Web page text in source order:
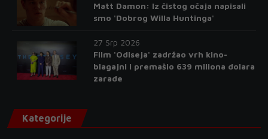
Matt Damon: Iz čistog očaja napisali
smo 'Dobrog Willa Huntinga'
27 Srp 2026
Film 'Odiseja' zadržao vrh kino-
blagajni i premašio 639 miliona dolara
zarade
Kategorije